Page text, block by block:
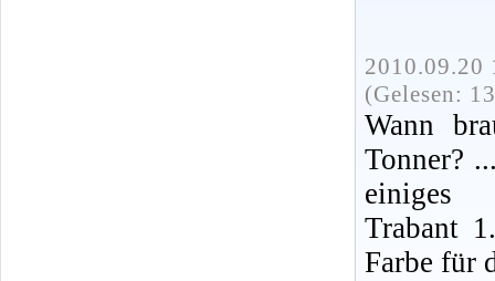
2010.09.20
(Gelesen:
Wann
Tonner?
einiges
Trabant
Farbe für